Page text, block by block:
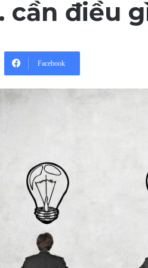
cần điều
Facebook